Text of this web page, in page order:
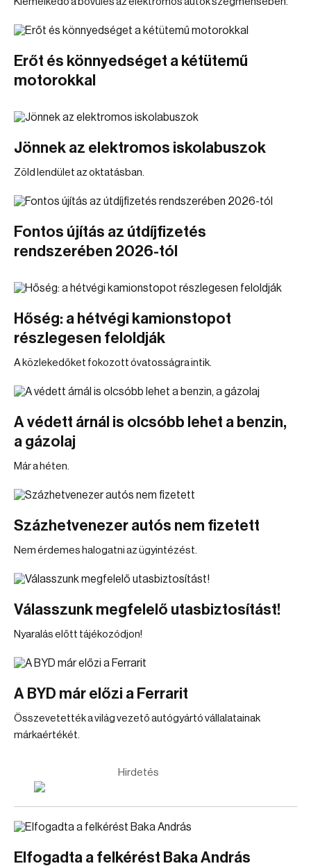
Erőt és könnyedséget a kétütemű
motorokkal
Jönnek az elektromos iskolabuszok
Zöld lendület az oktatásban.
Fontos újítás az útdíjfizetés
rendszerében 2026-tól
Hőség: a hétvégi kamionstopot
részlegesen feloldják
A közlekedőket fokozott óvatosságra intik.
A védett árnál is olcsóbb lehet a benzin,
a gázolaj
Már a héten.
Százhetvenezer autós nem fizetett
Nem érdemes halogatni az ügyintézést.
Válasszunk megfelelő utasbiztosítást!
Nyaralás előtt tájékozódjon!
A BYD már előzi a Ferrarit
Összevetették a világ vezető autógyártó vállalatainak
márkaértékét.
Hirdetés
Elfogadta a felkérést Baka András